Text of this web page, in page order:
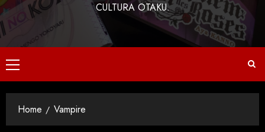
CULTURA OTAKU.
Home Vampire